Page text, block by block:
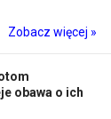
Zobacz więcej »
obawa o ich